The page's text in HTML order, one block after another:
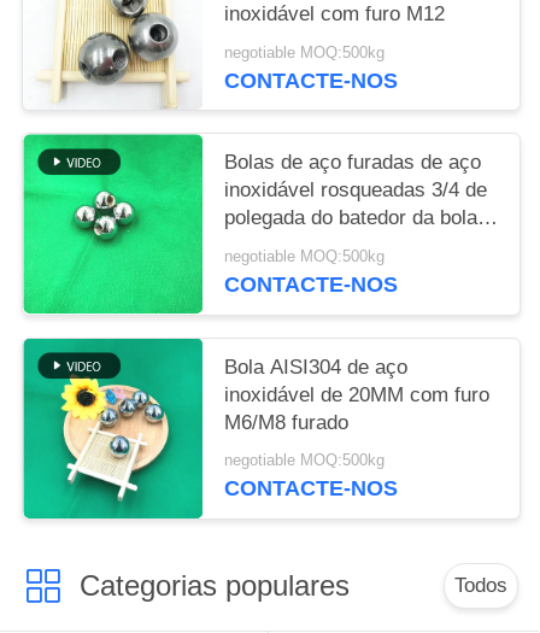
inoxidável com furo M12
negotiable MOQ:500kg
CONTACTE-NOS
Bolas de aço furadas de aço
inoxidável rosqueadas 3/4 de
polegada do batedor da bola
M6 do furo 19mm
negotiable MOQ:500kg
CONTACTE-NOS
Bola AISI304 de aço
inoxidável de 20MM com furo
M6/M8 furado
negotiable MOQ:500kg
CONTACTE-NOS
Categorias populares Todos